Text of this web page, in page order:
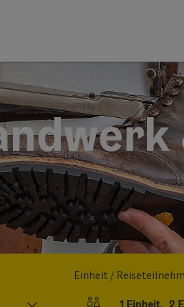
Einheit /
1 Einheit, 2